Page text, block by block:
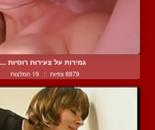
גמירות על צעירות רוסיות ...
8879 צפיות | 19 המלצות